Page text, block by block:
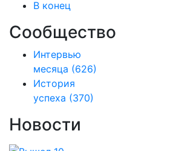
В конец
Сообщество
Интервью
месяца (626)
История
успеха (370)
Новости